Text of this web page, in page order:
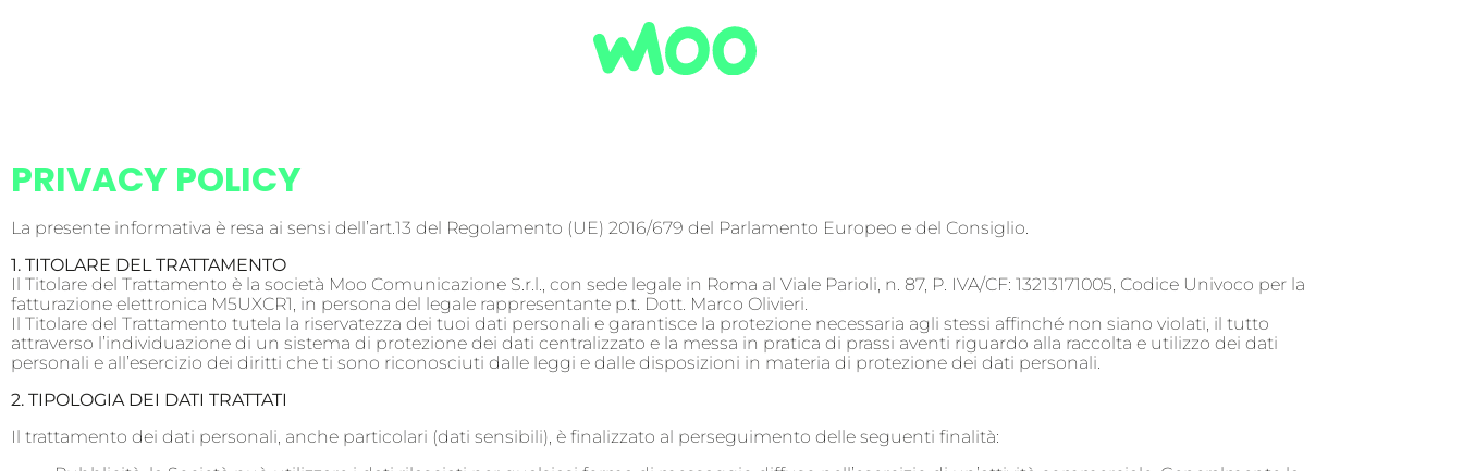
PRIVACY POLICY
La presente informativa è resa ai sensi dell’art.13 del Regolamento (UE) 2016/679 del Parlamento Europeo e del Consiglio.
1. TITOLARE DEL TRATTAMENTO
Il Titolare del Trattamento è la società Moo Comunicazione S.r.l., con sede legale in Roma al Viale Parioli, n. 87, P. IVA/CF: 13213171005, Codice Univoco per la
fatturazione elettronica M5UXCR1, in persona del legale rappresentante p.t. Dott. Marco Olivieri.
Il Titolare del Trattamento tutela la riservatezza dei tuoi dati personali e garantisce la protezione necessaria agli stessi affinché non siano violati, il tutto
attraverso l’individuazione di un sistema di protezione dei dati centralizzato e la messa in pratica di prassi aventi riguardo alla raccolta e utilizzo dei dati
personali e all’esercizio dei diritti che ti sono riconosciuti dalle leggi e dalle disposizioni in materia di protezione dei dati personali.
2. TIPOLOGIA DEI DATI TRATTATI
Il trattamento dei dati personali, anche particolari (dati sensibili), è finalizzato al perseguimento delle seguenti finalità: